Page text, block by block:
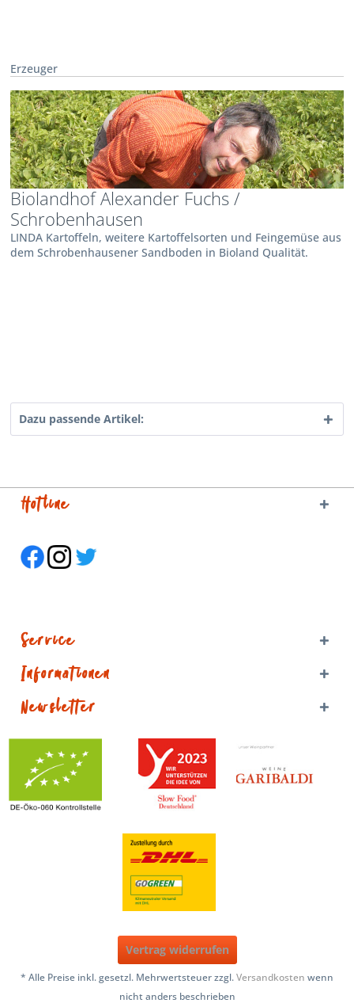
Erzeuger
Biolandhof Alexander Fuchs /
Schrobenhausen
LINDA Kartoffeln, weitere Kartoffelsorten und Feingemüse aus
dem Schrobenhausener Sandboden in Bioland Qualität.
Dazu passende Artikel:
Hotline
Service
Informationen
Newsletter
Vertrag widerrufen
* Alle Preise inkl. gesetzl. Mehrwertsteuer zzgl.Versandkosten wenn
nicht anders beschrieben